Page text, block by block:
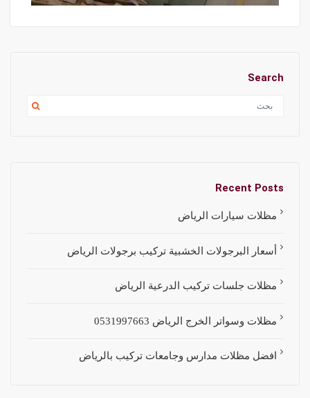
Search
Recent Posts
مظلات سيارات الرياض
أسعار البرجولات الخشبية تركيب برجولات الرياض
مظلات جلسات تركيب الدرعية الرياض
مظلات وسواتر الخرج الرياض 0531997663
افضل مظلات مدارس وجامعات تركيب بالرياض